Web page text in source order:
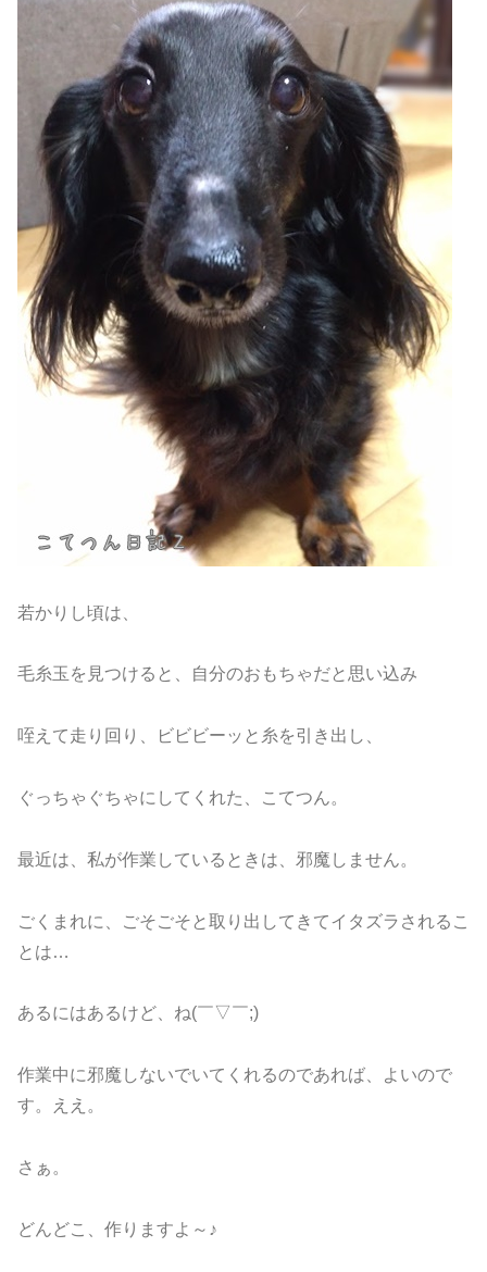
若かりし頃は、
毛糸玉を見つけると、自分のおもちゃだと思い込み
咥えて走り回り、ビビビーッと糸を引き出し、
ぐっちゃぐちゃにしてくれた、こてつん。
最近は、私が作業しているときは、邪魔しません。
ごくまれに、ごそごそと取り出してきてイタズラされるこ
とは…
あるにはあるけど、ね(￣▽￣;)
作業中に邪魔しないでいてくれるのであれば、よいので
す。ええ。
さぁ。
どんどこ、作りますよ～♪